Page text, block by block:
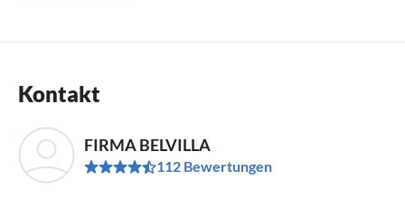
Kontakt
FIRMA BELVILLA
112 Bewertungen